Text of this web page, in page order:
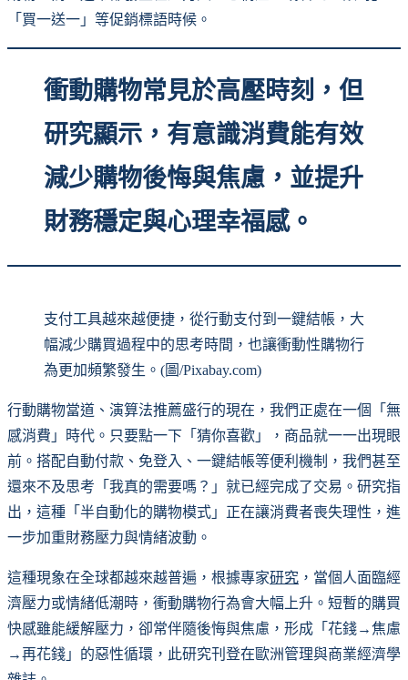
「買一送一」等促銷標語時候。
衝動購物常見於高壓時刻，但
研究顯示，有意識消費能有效
減少購物後悔與焦慮，並提升
財務穩定與心理幸福感。
支付工具越來越便捷，從行動支付到一鍵結帳，大
幅減少購買過程中的思考時間，也讓衝動性購物行
為更加頻繁發生。(圖/Pixabay.com)
行動購物當道、演算法推薦盛行的現在，我們正處在一個「無
感消費」時代。只要點一下「猜你喜歡」，商品就一一出現眼
前。搭配自動付款、免登入、一鍵結帳等便利機制，我們甚至
還來不及思考「我真的需要嗎？」就已經完成了交易。研究指
出，這種「半自動化的購物模式」正在讓消費者喪失理性，進
一步加重財務壓力與情緒波動。
這種現象在全球都越來越普遍，根據專家研究 ，當個人面臨經
濟壓力或情緒低潮時，衝動購物行為會大幅上升。短暫的購買
快感雖能緩解壓力，卻常伴隨後悔與焦慮，形成「花錢→焦慮
→再花錢」的惡性循環，此研究刊登在歐洲管理與商業經濟學